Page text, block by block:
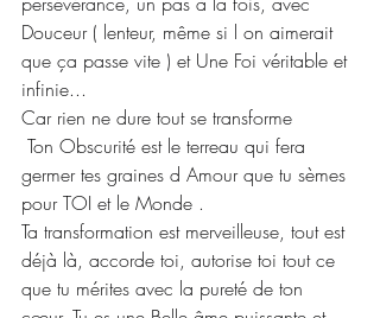
Douceur ( lenteur, même si l on aimerait
que ça passe vite ) et Une Foi véritable et
infinie...
Car rien ne dure tout se transforme
Ton Obscurité est le terreau qui fera
germer tes graines d Amour que tu sèmes
pour TOI et le Monde .
Ta transformation est merveilleuse, tout est
déjà là, accorde toi, autorise toi tout ce
que tu mérites avec la pureté de ton